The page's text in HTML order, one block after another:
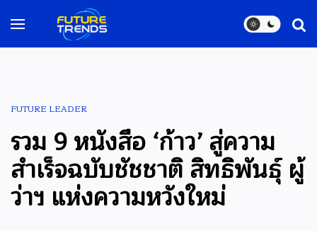
FUTURE LEADER
รวม 9 หนังสือ ‘ก้าว’ สู่ความ
สำเร็จฉบับชัชชาติ สิทธิพันธุ์ ผู้
ว่าฯ แห่งความหวังใหม่